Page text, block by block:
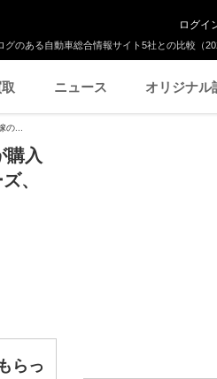
のある自動車総合情報サイト5社との比較（
ログイ
ニュース オリジナル
の...
購入
、
らっ